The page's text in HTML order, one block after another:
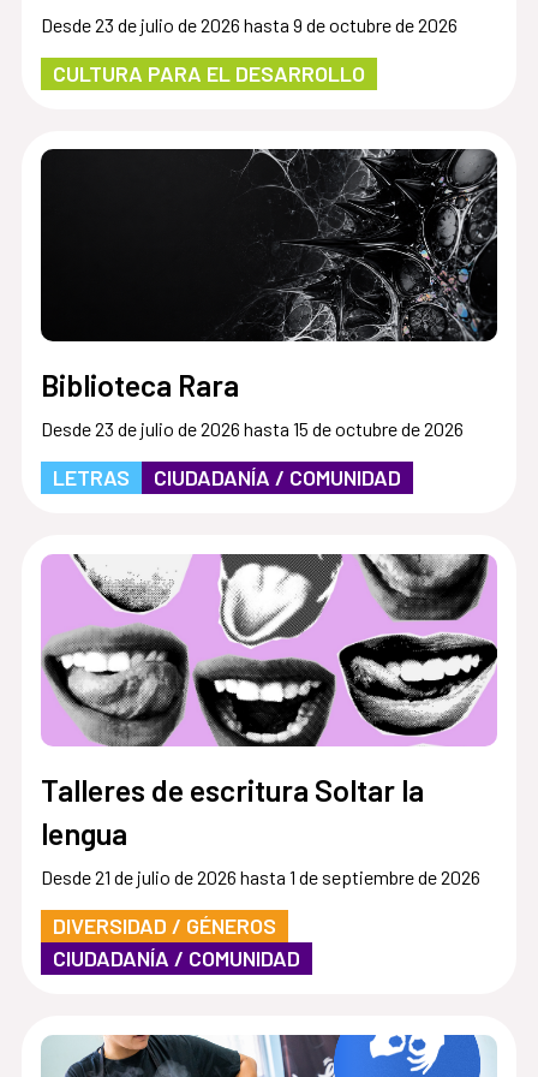
Desde 23 de julio de 2026 hasta 9 de octubre de 2026
CULTURA PARA EL DESARROLLO
Biblioteca Rara
Desde 23 de julio de 2026 hasta 15 de octubre de 2026
LETRAS CIUDADANÍA / COMUNIDAD
Talleres de escritura Soltar la
lengua
Desde 21 de julio de 2026 hasta 1 de septiembre de 2026
DIVERSIDAD / GÉNEROS
CIUDADANÍA / COMUNIDAD